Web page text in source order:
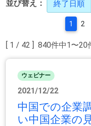
並び替え： 終了日順
[ 1 / 42 ] 840件中1〜20
1 2
ウェビナー
2021/12/22
中国での企業
い中国企業の